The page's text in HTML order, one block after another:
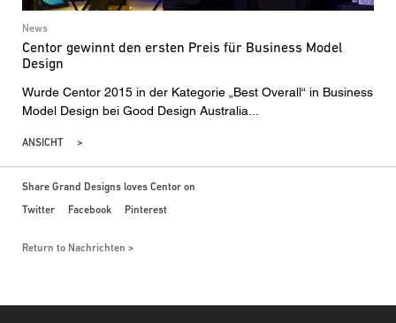
News
Centor gewinnt den ersten Preis für Business Model
Design
Wurde Centor 2015 in der Kategorie „Best Overall“ in Business
Model Design bei Good Design Australia...
ANSICHT
Share Grand Designs loves Centor on
Twitter
Facebook Pinterest
Return to Nachrichten